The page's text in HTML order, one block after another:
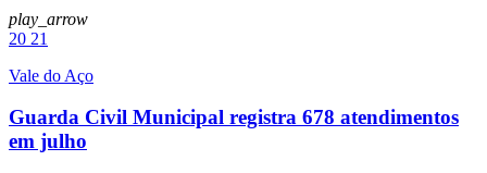
play_arrow
20 21
Vale do Aço
Guarda Civil Municipal registra 678 atendimentos
em julho